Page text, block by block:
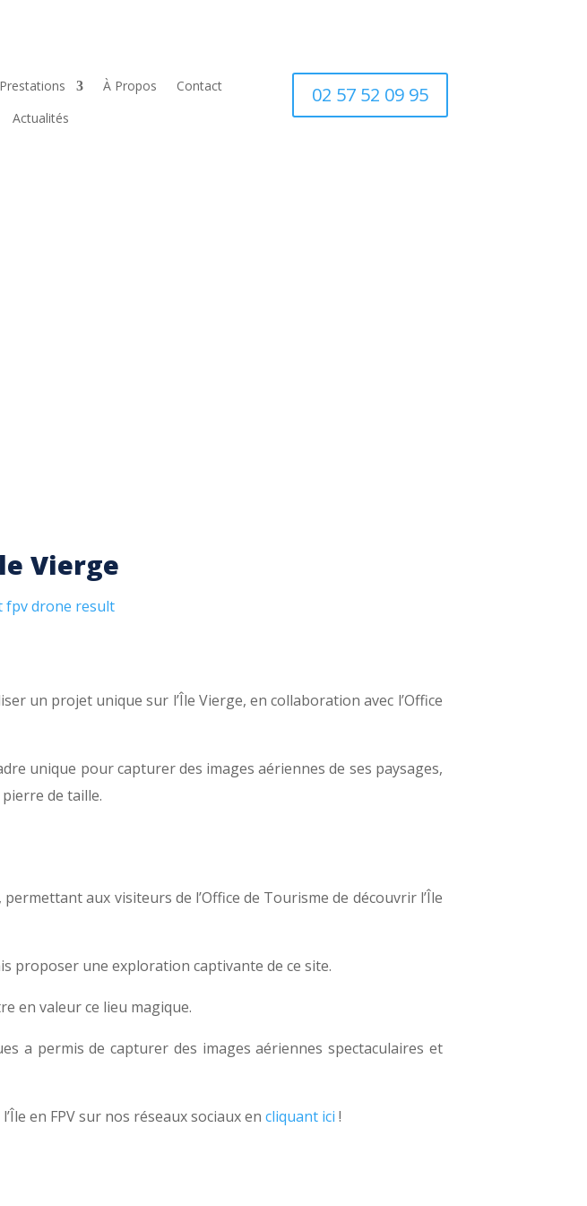
Prestations À Propos
Contact
Actualités
02 57 52 09 95
Vierge
un projet unique sur l’Île Vierge, en collaboration avec l’Office
unique pour capturer des images aériennes de ses paysages,
de taille.
aux visiteurs de l’Office de Tourisme de découvrir l’Île
proposer une exploration captivante de ce site.
en valeur ce lieu magique.
a permis de capturer des images aériennes spectaculaires et
en FPV sur nos réseaux sociaux encliquant ici !